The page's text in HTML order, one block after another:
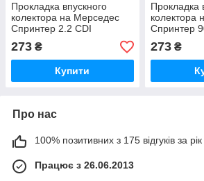
Прокладка впускного
колектора на Мерседес
Спринтер 2.2 CDI
(OM651) VICTOR REINZ
(Німеччина) 714043600
273 ₴
Купити
Прокладка
колектора
Спринтер
(OM651)
273₴
Про нас
100% позитивних з 175 відгуків за рік
Працює з 26.06.2013